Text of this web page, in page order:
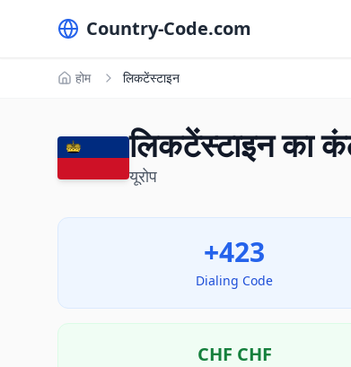
Country-Code.com
होम लिकटेंस्टाइन
लिकटेंस्टाइन का
यूरोप
+423
Dialing Code
CHF CHF